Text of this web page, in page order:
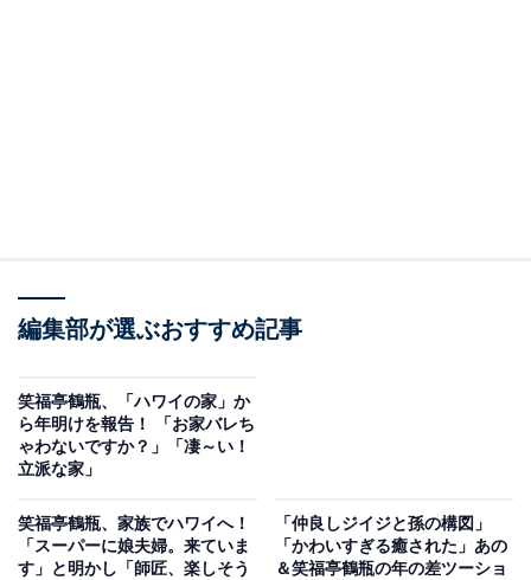
編集部が選ぶおすすめ記事
笑福亭鶴瓶、「ハワイの家」か
ら年明けを報告！ 「お家バレち
ゃわないですか？」「凄～い！
立派な家」
笑福亭鶴瓶、家族でハワイへ！
「スーパーに娘夫婦。来ていま
す」と明かし「師匠、楽しそう
「仲良しジイジと孫の構図」
「かわいすぎる癒された」あの
＆笑福亭鶴瓶の年の差ツーショ